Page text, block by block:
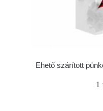
Ehető szárított
1